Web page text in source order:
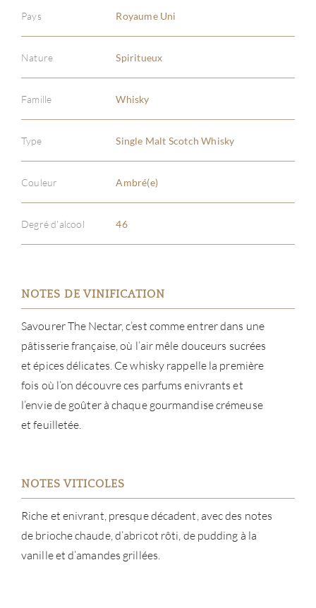
Pays Royaume Uni
Nature Spiritueux
Famille Whisky
Type Single Malt Scotch Whisky
Couleur Ambré(e)
Degré d'alcool 46
NOTES DE VINIFICATION
Savourer The Nectar, c’est comme entrer dans une
pâtisserie française, où l’air mêle douceurs sucrées
et épices délicates. Ce whisky rappelle la première
fois où l’on découvre ces parfums enivrants et
l’envie de goûter à chaque gourmandise crémeuse
et feuilletée.
NOTES VITICOLES
Riche et enivrant, presque décadent, avec des notes
de brioche chaude, d’abricot rôti, de pudding à la
vanille et d’amandes grillées.